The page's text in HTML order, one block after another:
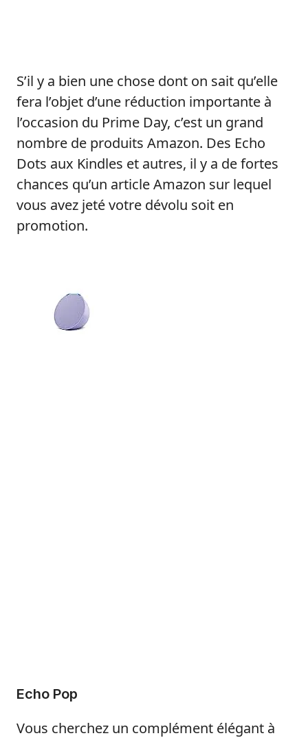
S’il y a bien une chose dont on sait qu’elle
fera l’objet d’une réduction importante à
l’occasion du Prime Day, c’est un grand
nombre de produits Amazon. Des Echo
Dots aux Kindles et autres, il y a de fortes
chances qu’un article Amazon sur lequel
vous avez jeté votre dévolu soit en
promotion.
Echo Pop
Vous cherchez un complément élégant à